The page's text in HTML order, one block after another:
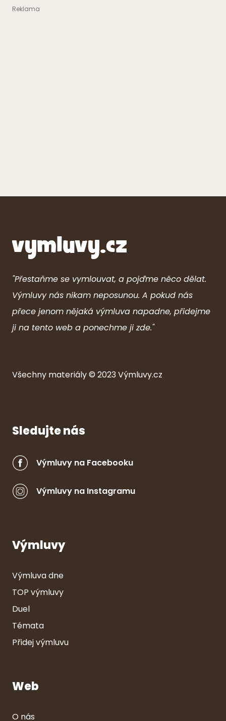
"Přestaňme se vymlouvat, a pojďme něco dělat.
Výmluvy nás nikam neposunou. A pokud nás
přece jenom nějaká výmluva napadne, přidejme
ji na tento web a ponechme ji zde."
Všechny materiály © 2023Výmluvy.cz
Sledujte nás
Výmluvy na Facebooku
Výmluvy na Instagramu
Výmluvy
Výmluva dne
TOP výmluvy
Duel
Témata
Přidej výmluvu
Web
O nás